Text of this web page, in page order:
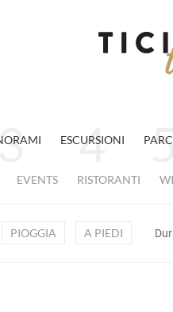
ESCURSIONI
EVENTS RISTORANTI
PIOGGIA A PIEDI